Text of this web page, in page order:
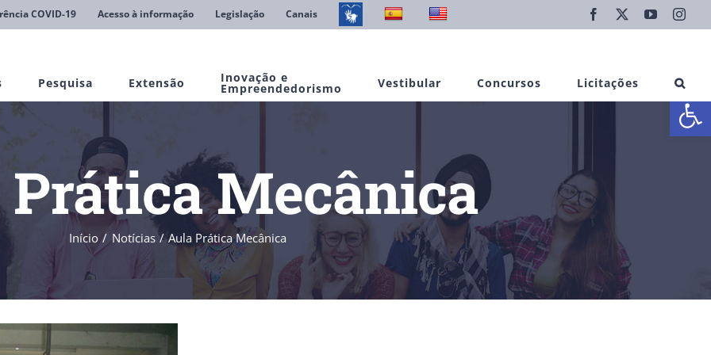
Abrir
COVID-19 Acesso à informação Legislação Canais Facebook YouTube
Pesquisa Extensão Inovação e
Empreendedorismo Vestibular Concursos Licitações
Mecânica
Início Notícias Aula Prática Mecânica